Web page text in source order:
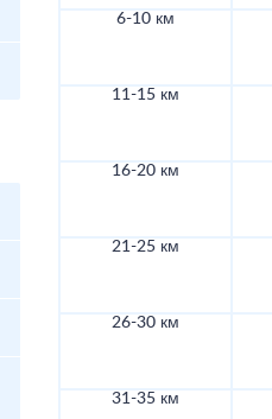
6-10 км
11-15 км
16-20 км
21-25 км
26-30 км
31-35 км